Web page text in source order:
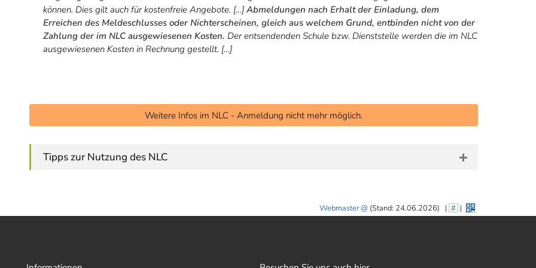
können. Dies gilt auch für kostenfreie Angebote. […]Abmeldungen nach Erhalt der Einladung, dem
Erreichen des Meldeschlusses oder Nichterscheinen, gleich aus welchem Grund, entbinden nicht von der
Zahlung der im NLC ausgewiesenen Kosten. Der entsendenden Schule bzw. Dienststelle werden die im NLC
ausgewiesenen Kosten in Rechnung gestellt. […]
Weitere Infos im NLC - Anmeldung nicht mehr möglich.
Tipps zur Nutzung des NLC
Webmaster (Stand: 24.06.2026) | # |